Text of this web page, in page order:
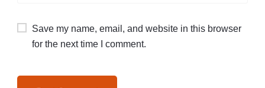
Save my name, email, and website in this browser
for the next time I comment.